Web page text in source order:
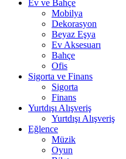
Ev ve Bahçe
Mobilya
Dekorasyon
Beyaz Eşya
Ev Aksesuarı
Bahçe
Ofis
Sigorta ve Finans
Sigorta
Finans
Yurtdışı Alışveriş
Yurtdışı Alışveriş
Eğlence
Müzik
Oyun